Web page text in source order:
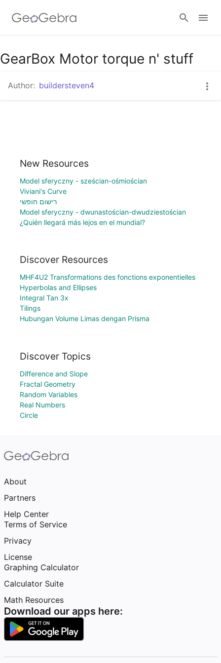
Sign in
GearBox Motor torque n' stuff
Author: buildersteven4
New Resources
Model sferyczny - sześcian-ośmiościan
Viviani's Curve
רישום חופשי
Model sferyczny - dwunastościan-dwudziestościan
¿Quién llegará más lejos en el mundial?
Discover Resources
MHF4U2 Transformations des fonctions exponentielles
Hyperbolas and Ellipses
Integral Tan 3x
Tilings
Hubungan Volume Limas dengan Prisma
Discover Topics
Difference and Slope
Fractal Geometry
Random Variables
Real Numbers
Circle
About
Partners
Help Center
Terms of Service
Privacy
License
Graphing Calculator
Calculator Suite
Math Resources
Download our apps here: